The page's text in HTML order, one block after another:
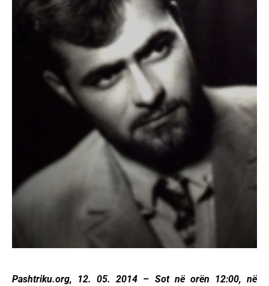
Pashtriku.org, 12. 05. 2014 – Sot në orën 12:00, në